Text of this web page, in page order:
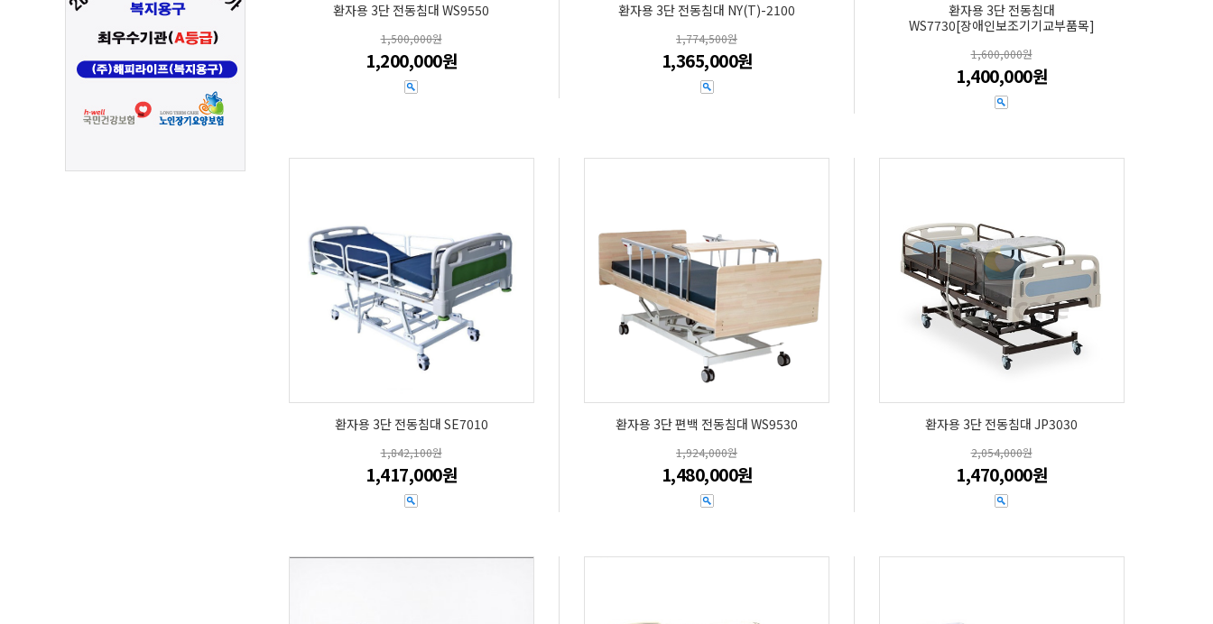
환자용 3단 전동침대 WS9550
1,500,000원
1,200,000원
환자용 3단 전동침대 NY(T)-2100
1,774,500원
1,365,000원
환자용 3단 전동침대
WS7730[장애인보조기기교부품목]
1,600,000원
1,400,000원
환자용 3단 전동침대 SE7010
1,842,100원
1,417,000원
환자용 3단 편백 전동침대 WS9530
1,924,000원
1,480,000원
환자용 3단 전동침대 JP3030
2,054,000원
1,470,000원